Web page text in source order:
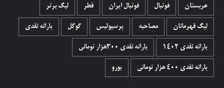
عربستان فوتبال فوتبال ایران قطر لیگ برتر
لیگ قهرمانان مصاحبه پرسپولیس گوگل یارانه نقدی
یارانه نقدی 1402 یارانه نقدی ۳۰۰هزار تومانی
یارانه نقدی ۴۰۰ هزار تومانی یورو